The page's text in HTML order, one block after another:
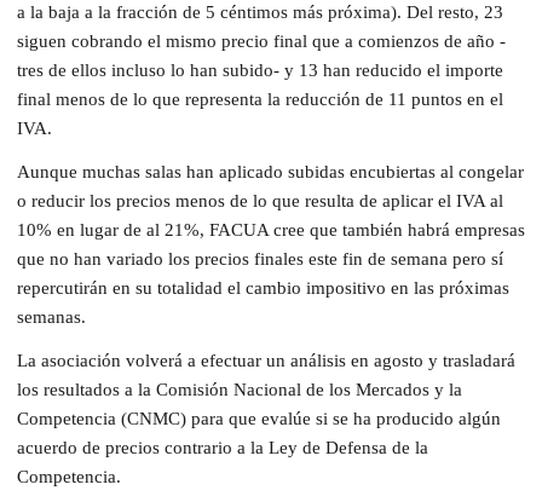
a la baja a la fracción de 5 céntimos más próxima). Del resto, 23
siguen cobrando el mismo precio final que a comienzos de año -
tres de ellos incluso lo han subido- y 13 han reducido el importe
final menos de lo que representa la reducción de 11 puntos en el
IVA.
Aunque muchas salas han aplicado subidas encubiertas al congelar
o reducir los precios menos de lo que resulta de aplicar el IVA al
10% en lugar de al 21%, FACUA cree que también habrá empresas
que no han variado los precios finales este fin de semana pero sí
repercutirán en su totalidad el cambio impositivo en las próximas
semanas.
La asociación volverá a efectuar un análisis en agosto y trasladará
los resultados a la Comisión Nacional de los Mercados y la
Competencia (CNMC) para que evalúe si se ha producido algún
acuerdo de precios contrario a la Ley de Defensa de la
Competencia.